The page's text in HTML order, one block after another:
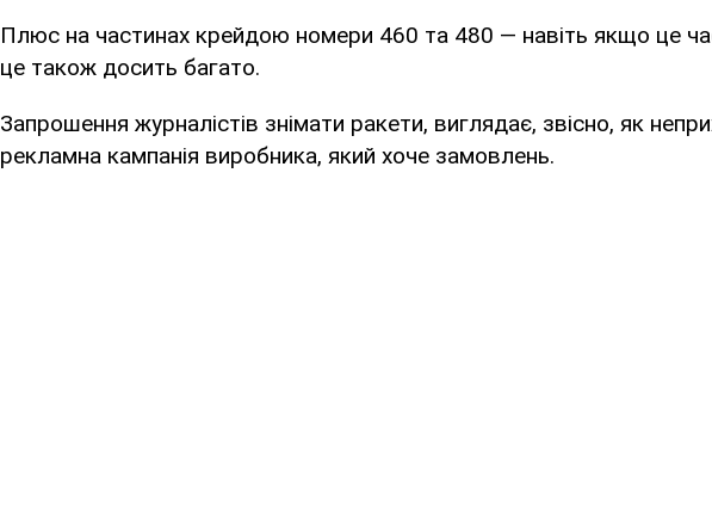
Плюс на частинах крейдою номери 460 та 480 — навіть якщо це
це також досить багато.
Запрошення журналістів знімати ракети, виглядає, звісно, як
рекламна кампанія виробника, який хоче замовлень.